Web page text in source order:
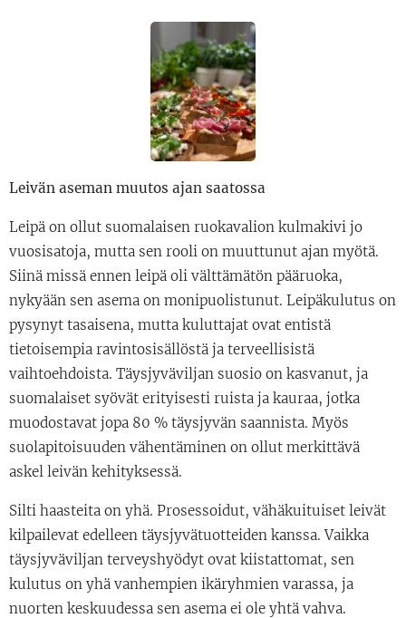
Leivän aseman muutos ajan saatossa
Leipä on ollut suomalaisen ruokavalion kulmakivi jo
vuosisatoja, mutta sen rooli on muuttunut ajan myötä.
Siinä missä ennen leipä oli välttämätön pääruoka,
nykyään sen asema on monipuolistunut. Leipäkulutus on
pysynyt tasaisena, mutta kuluttajat ovat entistä
tietoisempia ravintosisällöstä ja terveellisistä
vaihtoehdoista. Täysjyväviljan suosio on kasvanut, ja
suomalaiset syövät erityisesti ruista ja kauraa, jotka
muodostavat jopa 80 % täysjyvän saannista. Myös
suolapitoisuuden vähentäminen on ollut merkittävä
askel leivän kehityksessä.
Silti haasteita on yhä. Prosessoidut, vähäkuituiset leivät
kilpailevat edelleen täysjyvätuotteiden kanssa. Vaikka
täysjyväviljan terveyshyödyt ovat kiistattomat, sen
kulutus on yhä vanhempien ikäryhmien varassa, ja
nuorten keskuudessa sen asema ei ole yhtä vahva.